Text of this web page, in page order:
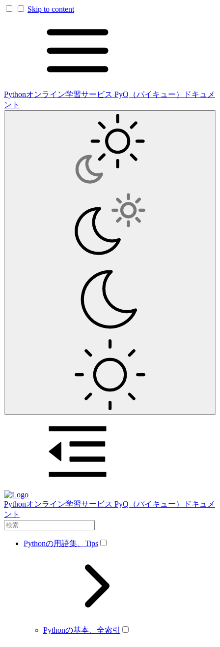
Skip to content
Pythonオンライン学習サービス PyQ（パイキュー）ドキュメ
ント
Pythonオンライン学習サービス PyQ（パイキュー）ドキュメ
ント
Pythonの用語集、Tips
Pythonの基本、全索引